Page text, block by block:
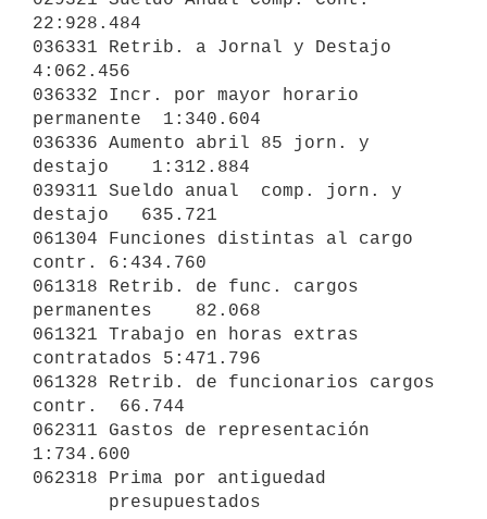
22:928.484
036331 Retrib. a Jornal y Destajo
4:062.456
036332 Incr. por mayor horario
permanente  1:340.604
036336 Aumento abril 85 jorn. y
destajo    1:312.884
039311 Sueldo anual  comp. jorn. y
destajo   635.721
061304 Funciones distintas al cargo
contr. 6:434.760
061318 Retrib. de func. cargos
permanentes    82.068
061321 Trabajo en horas extras
contratados 5:471.796
061328 Retrib. de funcionarios cargos
contr.  66.744
062311 Gastos de representación
1:734.600
062318 Prima por antiguedad